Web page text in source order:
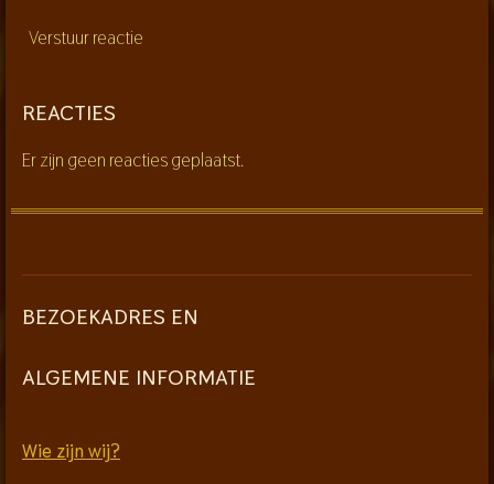
Verstuur reactie
REACTIES
Er zijn geen reacties geplaatst.
BEZOEKADRES EN
ALGEMENE INFORMATIE
Wie zijn wij?